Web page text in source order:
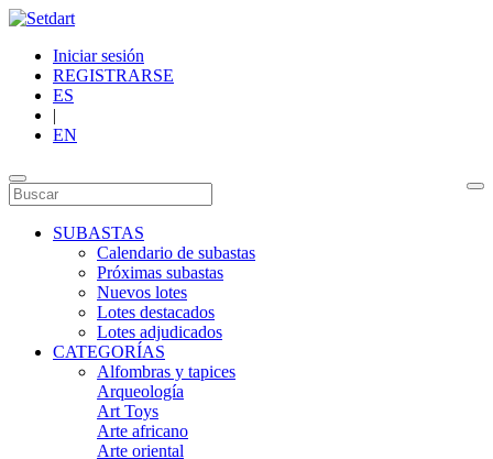
Iniciar sesión
REGISTRARSE
ES
|
EN
SUBASTAS
Calendario de subastas
Próximas subastas
Nuevos lotes
Lotes destacados
Lotes adjudicados
CATEGORÍAS
Alfombras y tapices
Arqueología
Art Toys
Arte africano
Arte oriental